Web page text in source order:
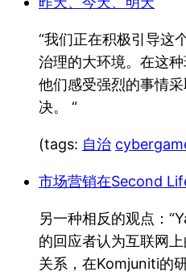
“我们正在积极引导这
治理的大环境。在这
他们感受强烈的事情
决。 “
(tags: 自治
市场营销在Second
另一种相反的观点：
的回应者认为互联网
关系，在Komjuniti的